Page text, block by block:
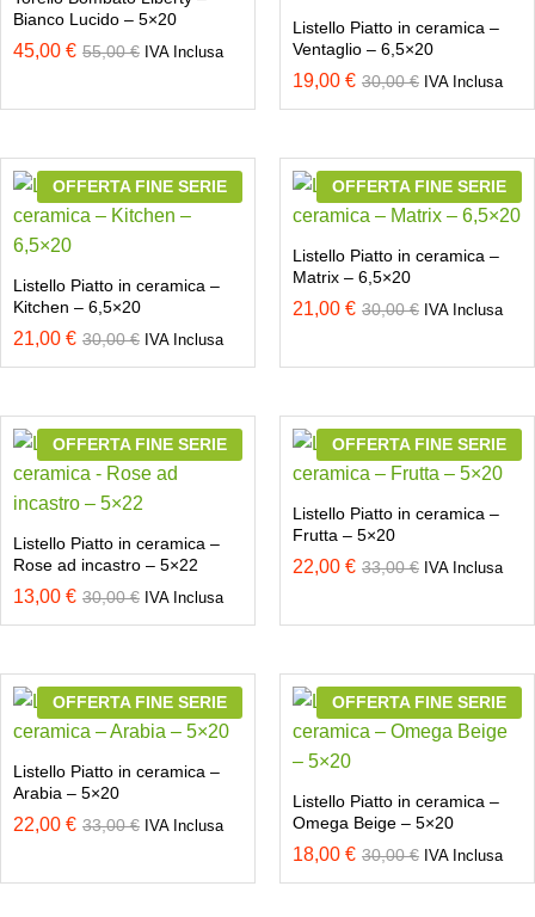
Bianco Lucido – 5×20
45,00 € 55,00€ IVA Inclusa
Listello Piatto in ceramica –
Ventaglio – 6,5×20
19,00 € 30,00€ IVA Inclusa
OFFERTA FINE SERIE
Listello Piatto in ceramica –
Kitchen – 6,5×20
21,00 € 30,00€ IVA Inclusa
OFFERTA FINE SERIE
Listello Piatto in ceramica –
Matrix – 6,5×20
21,00 € 30,00€ IVA Inclusa
OFFERTA FINE SERIE
Listello Piatto in ceramica –
Rose ad incastro – 5×22
13,00 € 30,00€ IVA Inclusa
OFFERTA FINE SERIE
Listello Piatto in ceramica –
Frutta – 5×20
22,00 € 33,00€ IVA Inclusa
OFFERTA FINE SERIE
Listello Piatto in ceramica –
Arabia – 5×20
22,00 € 33,00€ IVA Inclusa
OFFERTA FINE SERIE
Listello Piatto in ceramica –
Omega Beige – 5×20
18,00 € 30,00€ IVA Inclusa